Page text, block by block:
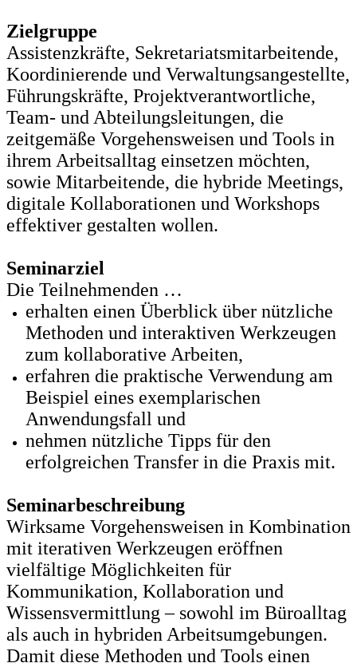
Zielgruppe
Assistenzkräfte, Sekretariatsmitarbeitende,
Koordinierende und Verwaltungsangestellte,
Führungskräfte, Projektverantwortliche,
Team- und Abteilungsleitungen, die
zeitgemäße Vorgehensweisen und Tools in
ihrem Arbeitsalltag einsetzen möchten,
sowie Mitarbeitende, die hybride Meetings,
digitale Kollaborationen und Workshops
effektiver gestalten wollen.
Seminarziel
Die Teilnehmenden …
erhalten einen Überblick über nützliche
Methoden und interaktiven Werkzeugen
zum kollaborative Arbeiten,
erfahren die praktische Verwendung am
Beispiel eines exemplarischen
Anwendungsfall und
nehmen nützliche Tipps für den
erfolgreichen Transfer in die Praxis mit.
Seminarbeschreibung
Wirksame Vorgehensweisen in Kombination
mit iterativen Werkzeugen eröffnen
vielfältige Möglichkeiten für
Kommunikation, Kollaboration und
Wissensvermittlung – sowohl im Büroalltag
als auch in hybriden Arbeitsumgebungen.
Damit diese Methoden und Tools einen